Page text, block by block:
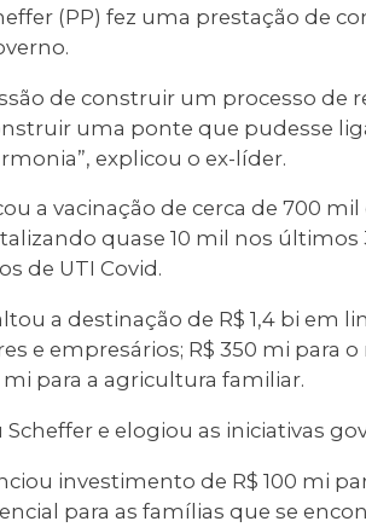
(PP) fez uma prestação de
de construir um processo de
uma ponte que pudesse
explicou o ex-líder.
a vacinação de cerca de 700
quase 10 mil nos
de UTI Covid.
a destinação de R$ 1,4 bi em
e empresários; R$ 350 mi para
mi para a agricultura familiar.
e elogiou as iniciativas
investimento de R$ 100 mi
para as famílias que se